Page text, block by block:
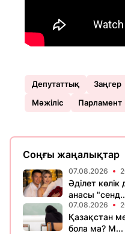
Депутаттық Заңгер
Мәжіліс
Парламент
Соңғы жаңалықтар
07.08.2026
Әділет
анасы
07.08.2026
Қазақстан
бола ма? М...